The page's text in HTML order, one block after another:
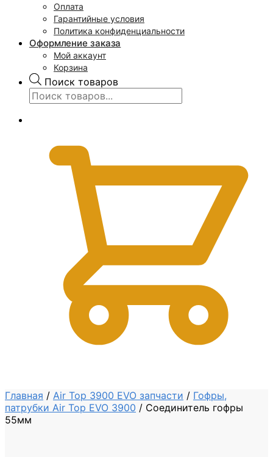
Оплата
Гарантийные условия
Политика конфиденциальности
Оформление заказа
Мой аккаунт
Корзина
Поиск товаров
Главная / Air Top 3900 EVO запчасти / Гофры,
патрубки Air Top EVO 3900 / Соединитель гофры
55мм